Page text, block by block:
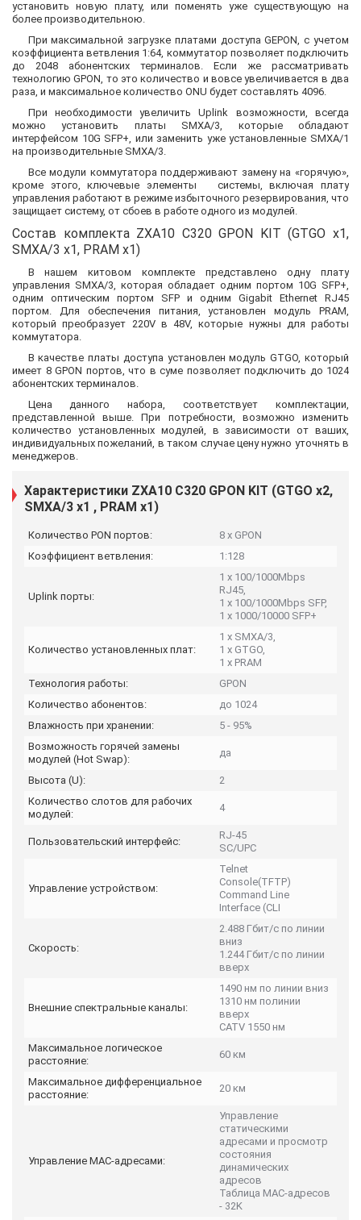
установить новую плату, или поменять уже существующую на
более производительною.
При максимальной загрузке платами доступа GEPON, с учетом
коэффициента ветвления 1:64, коммутатор позволяет подключить
до 2048 абонентских терминалов. Если же рассматривать
технологию GPON, то это количество и вовсе увеличивается в два
раза, и максимальное количество ONU будет составлять 4096.
При необходимости увеличить Uplink возможности, всегда
можно установить платы SMXA/3, которые обладают
интерфейсом 10G SFP+, или заменить уже установленные SMXA/1
на производительные SMXA/3.
Все модули коммутатора поддерживают замену на «горячую»,
кроме этого, ключевые элементы системы, включая плату
управления работают в режиме избыточного резервирования, что
защищает систему, от сбоев в работе одного из модулей.
Состав комплекта ZXA10 C320 GPON KIT (GTGO x1,
SMXA/3 x1, PRAM x1)
В нашем китовом комплекте представлено одну плату
управления SMXA/3, которая обладает одним портом 10G SFP+,
одним оптическим портом SFP и одним Gigabit Ethernet RJ45
портом. Для обеспечения питания, установлен модуль PRAM,
который преобразует 220V в 48V, которые нужны для работы
коммутатора.
В качестве платы доступа установлен модуль GTGO, который
имеет 8 GPON портов, что в суме позволяет подключить до 1024
абонентских терминалов.
Цена данного набора, соответствует комплектации,
представленной выше. При потребности, возможно изменить
количество установленных модулей, в зависимости от ваших,
индивидуальных пожеланий, в таком случае цену нужно уточнять в
менеджеров.
Характеристики ZXA10 C320 GPON KIT (GTGO x2,
SMXA/3 x1 , PRAM x1)
Количество PON портов:
8 x GPON
Коэффициент ветвления:
1:128
Uplink порты:
1 x 100/1000Mbps
RJ45,
1 x 100/1000Mbps SFP,
1 x 1000/10000 SFP+
Количество установленных плат:
1 x SMXA/3,
1 x GTGO,
1 x PRAM
Технология работы:
GPON
Количество абонентов:
до 1024
Влажность при хранении:
5 - 95%
Возможность горячей замены
модулей (Hot Swap):
да
Высота (U):
2
Количество слотов для рабочих
модулей:
4
Пользовательский интерфейс:
RJ-45
SC/UPC
Управление устройством:
Telnet
Console(TFTP)
Command Line
Interface (CLI
Скорость:
2.488 Гбит/с по линии
вниз
1.244 Гбит/с по линии
вверх
Внешние спектральные каналы:
1490 нм по линии вниз
1310 нм полинии
вверх
CATV 1550 нм
Максимальное логическое
расстояние:
60 км
Максимальное дифференциальное
расстояние:
20 км
Управление MAC-адресами:
Управление
статическими
адресами и просмотр
состояния
динамических
адресов
Таблица MAС-адресов
- 32K